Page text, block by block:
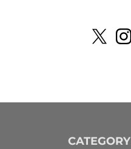
CATEGORY